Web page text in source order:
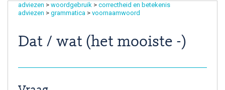
adviezen > woordgebruik > correctheid en betekenis
adviezen > grammatica > voornaamwoord
Dat / wat (het mooiste -)